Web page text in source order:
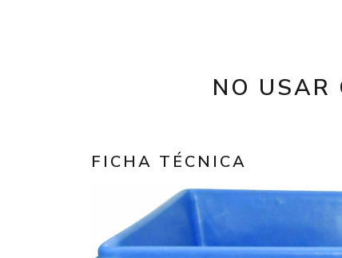
NO USAR
FICHA TÉCNICA